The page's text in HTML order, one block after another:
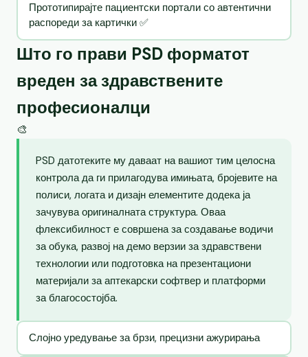
Прототипирајте пациентски портали со автентични
распореди за картички ✅
Што го прави PSD форматот
вреден за здравствените
професионалци
🎨
PSD датотеките му даваат на вашиот тим целосна
контрола да ги прилагодува имињата, бројевите на
полиси, логата и дизајн елементите додека ја
зачувува оригиналната структура. Оваа
флексибилност е совршена за создавање водичи
за обука, развој на демо верзии за здравствени
технологии или подготовка на презентациони
материјали за аптекарски софтвер и платформи
за благосостојба.
Слојно уредување за брзи, прецизни ажурирања